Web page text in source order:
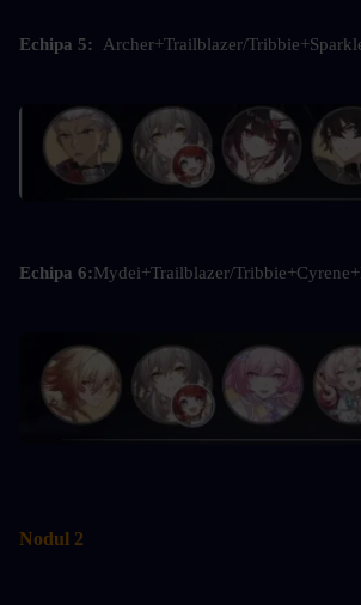
Echipa 5: Archer+Trailblazer/
Echipa 6:Mydei+Trailblazer/
Nodul 2